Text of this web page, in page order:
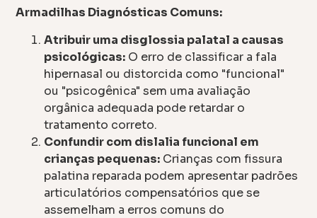
Armadilhas Diagnósticas Comuns:
Atribuir uma disglossia palatal a causas
psicológicas: O erro de classificar a fala
hipernasal ou distorcida como "funcional"
ou "psicogênica" sem uma avaliação
orgânica adequada pode retardar o
tratamento correto.
Confundir com dislalia funcional em
crianças pequenas: Crianças com fissura
palatina reparada podem apresentar padrões
articulatórios compensatórios que se
assemelham a erros comuns do